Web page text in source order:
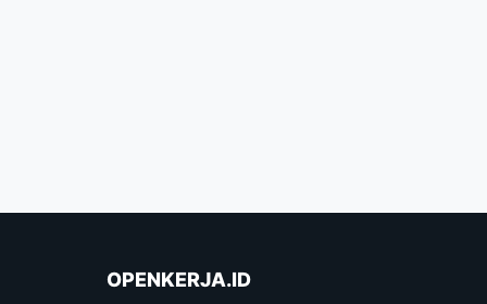
OPENKERJA.ID